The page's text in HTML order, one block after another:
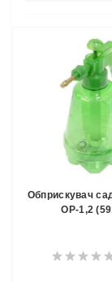
Обприскувач
ОР-1,2